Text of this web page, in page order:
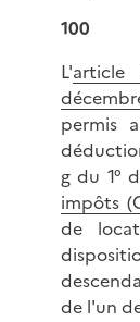
100
L'
permis
g du 1°
impôts
de
de l'un